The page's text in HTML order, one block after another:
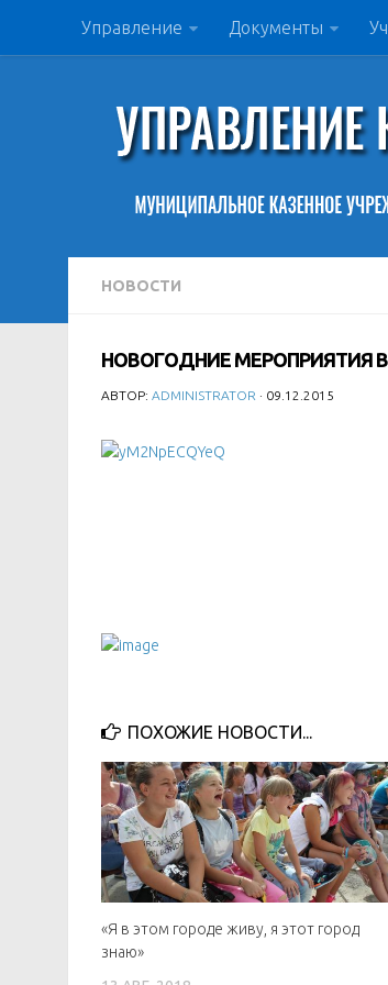
Управление Документы
НОВОСТИ
НОВОГОДНИЕ МЕРОПРИЯТИЯ
АВТОР: ADMINISTRATOR · 09.12.2015
ПОХОЖИЕ НОВОСТИ...
«Я в этом городе живу, я этот город
знаю»